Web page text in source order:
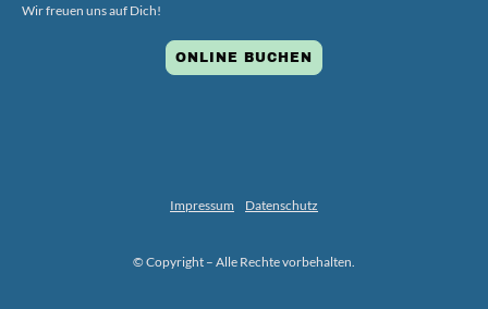
Wir freuen uns auf Dich!
ONLINE BUCHEN
Impressum Datenschutz
© Copyright – Alle Rechte vorbehalten.